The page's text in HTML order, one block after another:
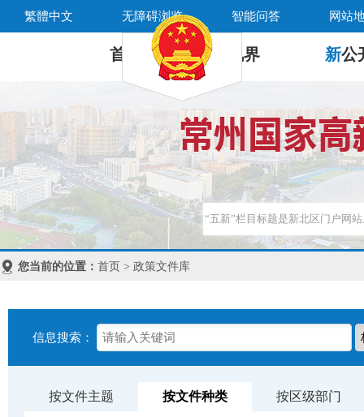
繁體中文 无障碍浏览 智能问答 网站
首 页 新 视界 新公
您当前的位置： 首页 > 政策文件库
信息搜索：
按文件主题 按文件种类 按区级部门